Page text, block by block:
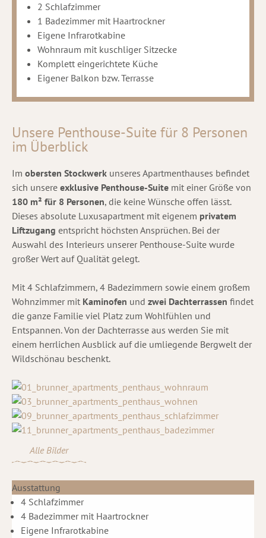
2 Schlafzimmer
1 Badezimmer mit Haartrockner
Eigene Infrarotkabine
Wohnraum mit kuschliger Sitzecke
Komplett eingerichtete Küche
Eigener Balkon bzw. Terrasse
Unsere Penthouse-Suite für 8 Personen
im Überblick
Im obersten Stockwerk unseres Apartmenthauses befindet
sich unsere exklusive Penthouse-Suite mit einer Größe von
180 m² für 8 Personen, die keine Wünsche offen lässt.
Dieses absolute Luxusapartment mit eigenem privatem
Liftzugang entspricht höchsten Ansprüchen. Bei der
Auswahl des Interieurs unserer Penthouse-Suite wurde
großer Wert auf Qualität gelegt.
Mit 4 Schlafzimmern, 4 Badezimmern sowie einem großem
Wohnzimmer mit Kaminofen und zwei Dachterrassen findet
die ganze Familie viel Platz zum Wohlfühlen und
Entspannen. Von der Dachterrasse aus werden Sie mit
einem herrlichen Ausblick auf die umliegende Bergwelt der
Wildschönau beschenkt.
Alle Bilder
Ausstattung
4 Schlafzimmer
4 Badezimmer mit Haartrockner
Eigene Infrarotkabine